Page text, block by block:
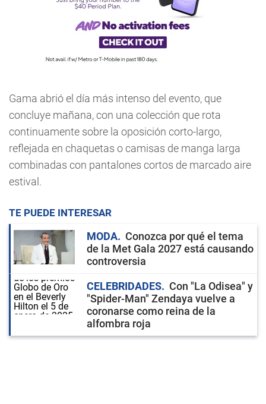
Gama abrió el día más intenso del evento, que
concluye mañana, con una colección que rota
continuamente sobre la oposición corto-largo,
reflejada en chaquetas o camisas de manga larga
combinadas con pantalones cortos de marcado aire
estival.
TE PUEDE INTERESAR
MODA
Conozca por qué el tema
de la Met Gala 2027 está causando
controversia
CELEBRIDADES
Con "La Odisea" y
"Spider-Man" Zendaya vuelve a
coronarse como reina de la
alfombra roja